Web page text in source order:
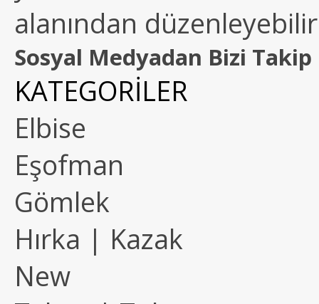
alanından
Sosyal Medyadan Bizi Takip
KATEGORİLER
Elbise
Eşofman
Gömlek
Hırka | Kazak
New